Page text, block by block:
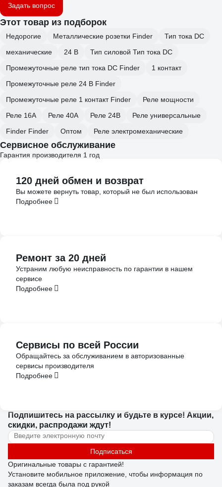
Задать вопрос
Этот товар из подборок
Недорогие Металлические розетки Finder
Тип тока DC
механические
24 В
Тип силовой Тип тока DC
Промежуточные реле тип тока DC Finder
1 контакт
Промежуточные реле 24 В Finder
Промежуточные реле 1 контакт Finder
Реле мощности
Реле 16А
Реле 40А Реле 24В
Реле универсальные
Finder Finder
Оптом Реле электромеханические
Сервисное обслуживание
Гарантия производителя 1 год
120 дней обмен и возврат
Вы можете вернуть товар, который не был использован
Подробнее
Ремонт за 20 дней
Устраним любую неисправность по гарантии в нашем
сервисе
Подробнее
Сервисы по всей России
Обращайтесь за обслуживанием в авторизованные
сервисы производителя
Подробнее
Подпишитесь на рассылку и будьте в курсе! Акции,
скидки, распродажи ждут!
Подписаться
Оригинальные товары с гарантией!
Установите мобильное приложение, чтобы информация по
заказам всегда была под рукой